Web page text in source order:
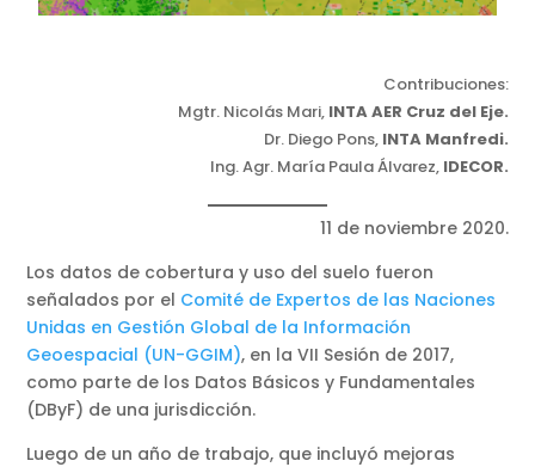
Contribuciones:
Mgtr. Nicolás Mari, INTA AER Cruz del Eje.
Dr. Diego Pons, INTA Manfredi.
Ing. Agr. María Paula Álvarez, IDECOR.
11 de noviembre 2020.
Los datos de cobertura y uso del suelo fueron
señalados por el Comité de Expertos de las Naciones
Unidas en Gestión Global de la Información
Geoespacial (UN-GGIM), en la VII Sesión de 2017,
como parte de los Datos Básicos y Fundamentales
(DByF) de una jurisdicción.
Luego de un año de trabajo, que incluyó mejoras